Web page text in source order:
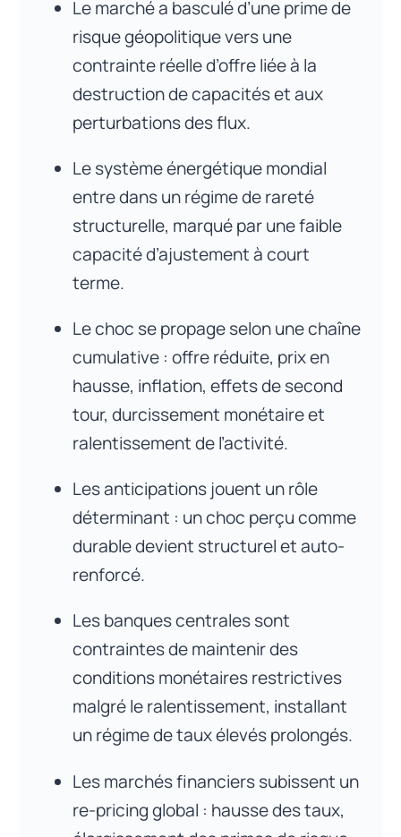
Le marché a basculé d’une prime de
risque géopolitique vers une
contrainte réelle d’offre liée à la
destruction de capacités et aux
perturbations des flux.
Le système énergétique mondial
entre dans un régime de rareté
structurelle, marqué par une faible
capacité d’ajustement à court
terme.
Le choc se propage selon une chaîne
cumulative : offre réduite, prix en
hausse, inflation, effets de second
tour, durcissement monétaire et
ralentissement de l’activité.
Les anticipations jouent un rôle
déterminant : un choc perçu comme
durable devient structurel et auto-
renforcé.
Les banques centrales sont
contraintes de maintenir des
conditions monétaires restrictives
malgré le ralentissement, installant
un régime de taux élevés prolongés.
Les marchés financiers subissent un
re-pricing global : hausse des taux,